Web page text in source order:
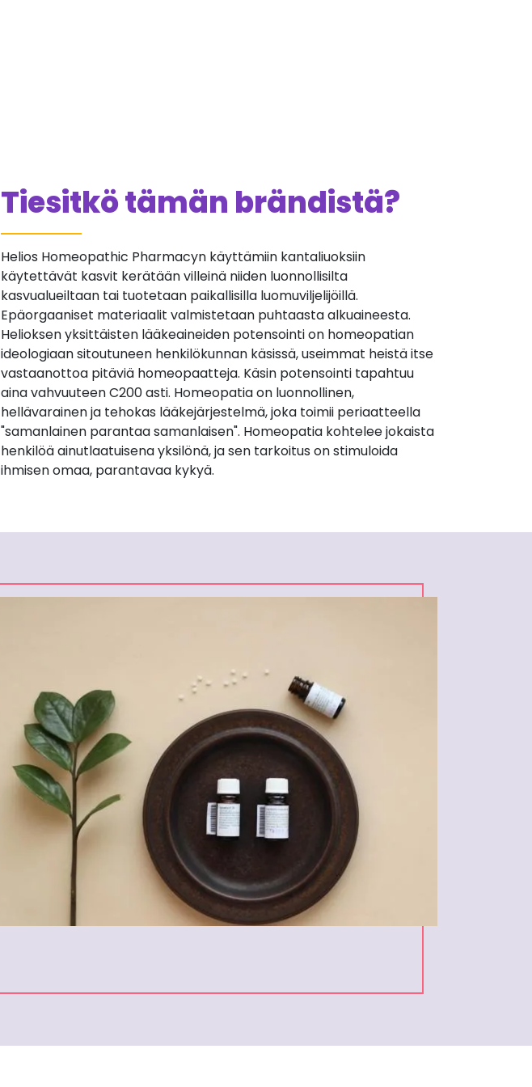
Tiesitkö tämän brändistä?
Helios Homeopathic Pharmacyn käyttämiin kantaliuoksiin
käytettävät kasvit kerätään villeinä niiden luonnollisilta
kasvualueiltaan tai tuotetaan paikallisilla luomuviljelijöillä.
Epäorgaaniset materiaalit valmistetaan puhtaasta alkuaineesta.
Helioksen yksittäisten lääkeaineiden potensointi on homeopatian
ideologiaan sitoutuneen henkilökunnan käsissä, useimmat heistä itse
vastaanottoa pitäviä homeopaatteja. Käsin potensointi tapahtuu
aina vahvuuteen C200 asti. Homeopatia on luonnollinen,
hellävarainen ja tehokas lääkejärjestelmä, joka toimii periaatteella
"samanlainen parantaa samanlaisen". Homeopatia kohtelee jokaista
henkilöä ainutlaatuisena yksilönä, ja sen tarkoitus on stimuloida
ihmisen omaa, parantavaa kykyä.